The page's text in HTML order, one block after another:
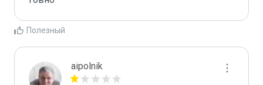
Полезный
aipolnik